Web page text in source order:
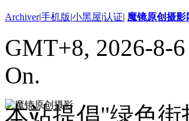
Archiver|手机版|小黑屋|认证| 魔镜原创摄影
GMT+8, 2026-8-
On.
本站提倡"绿色